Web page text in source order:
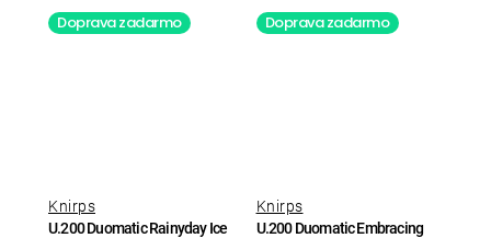
Doprava zadarmo
U.200 Duomatic Rainyday Ice
Knirps
Doprava zadarmo
U.200 Duomatic Embracing
Knirps